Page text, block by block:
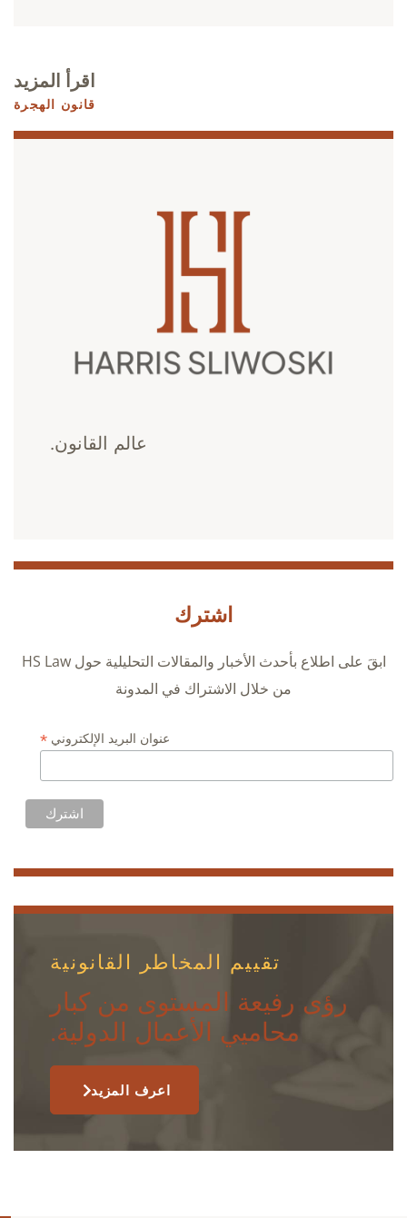
اقرأ المزيد
قانون الهجرة
عالم القانون.
اشترك
ابقَ على اطلاع بأحدث الأخبار والمقالات التحليلية حول HS Law
من خلال الاشتراك في المدونة
عنوان البريد الإلكتروني*
تقييم المخاطر القانونية
رؤى رفيعة المستوى من كبار
محاميي الأعمال الدولية.
اعرف المزيد